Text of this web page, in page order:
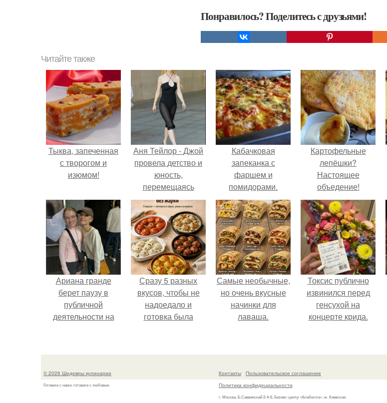
Понравилось? Поделитесь с друзьями!
Читайте также
Тыква, запеченная
с творогом и
изюмом!
Аня Тейлор - Джой
провела детство и
юность,
перемещаясь
между двумя
совершенно
разными
культурами -
Аргентиной и
Великобританией.
Кабачковая
запеканка с
фаршем и
помидорами.
Картофельные
лепёшки?
Настоящее
объедение!
Ариана гранде
берет паузу в
публичной
деятельности на
Сразу 5 разных
вкусов, чтобы не
надоедало и
готовка была
Самые необычные,
но очень вкусные
начинки для
лаваша.
Токсис публично
извинился перед
генсухой на
концерте крида.
© 2026 Шедевры кулинарии
Готовьте с нами, готовьте с любовью
Контакты
Пользовательское соглашение
Политика конфидециальности
г. Москва, Б.Саввинский 2-4-6, Бизнес-центр «Алабелла», м. Киевская